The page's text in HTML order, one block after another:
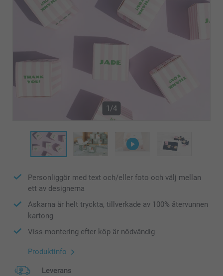
1/4
Personliggör med text och/eller foto och välj mellan
ett av designerna
Askarna är helt tryckta, tillverkade av 100% återvunnen
kartong
Viss montering efter köp är nödvändig
Produktinfo
Leverans